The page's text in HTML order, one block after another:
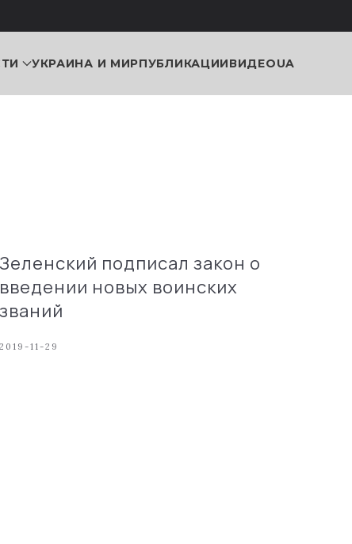
УКРАИНА И МИРПУБЛИКАЦИИВИДЕОUA
Зеленский подписал закон о
введении новых воинских
званий
2019-11-29